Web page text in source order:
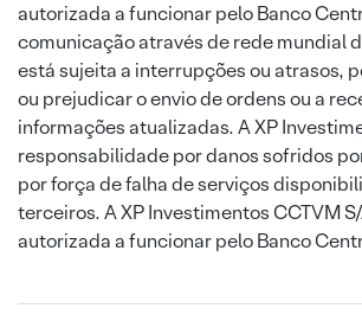
autorizada a funcionar pelo Banco
comunicação através de rede mundial
está sujeita a interrupções ou atrasos,
ou prejudicar o envio de ordens ou a
informações atualizadas. A XP
responsabilidade por danos sofridos
por força de falha de serviços
terceiros. A XP Investimentos CCTVM
autorizada a funcionar pelo Banco